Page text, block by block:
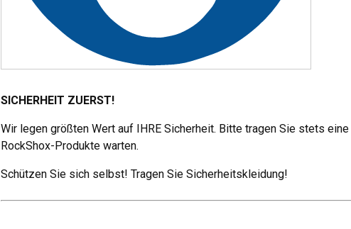
SICHERHEIT ZUERST!
Wir legen größten Wert auf IHRE Sicherheit. Bitte tragen Sie stets
RockShox-Produkte warten.
Schützen Sie sich selbst! Tragen Sie Sicherheitskleidung!